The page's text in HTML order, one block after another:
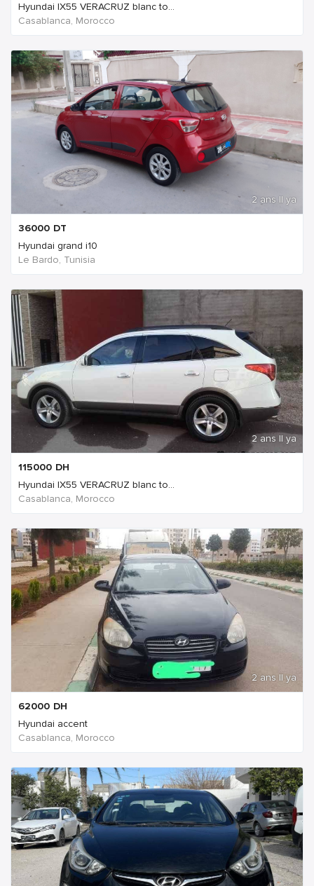
Hyundai IX55 VERACRUZ blanc to...
Casablanca, Morocco
2 ans Il ya
36000 DT
Hyundai grand i10
Le Bardo, Tunisia
2 ans Il ya
115000 DH
Hyundai IX55 VERACRUZ blanc to...
Casablanca, Morocco
2 ans Il ya
62000 DH
Hyundai accent
Casablanca, Morocco